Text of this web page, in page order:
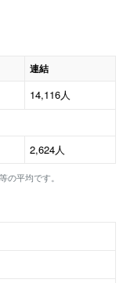
連結
14,116人
2,624人
の平均です。